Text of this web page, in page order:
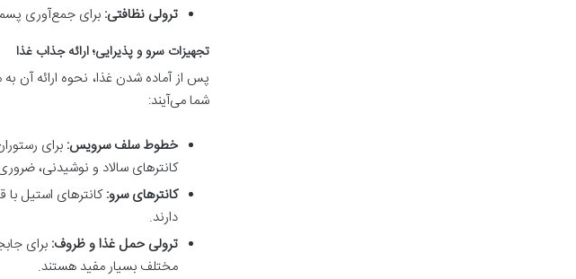
ترولی نظافتی: برای جمع‌آوری
تجهیزات سرو و پذیرایی؛ ارائه جذاب غذا
پس از آماده شدن غذا، نحوه ارائه آن
شما می‌آیند:
خطوط سلف سرویس: برای
کانترهای سالاد و نوشیدنی،
کانترهای سرو:کانترهای استیل با
دارند.
ترولی حمل غذا و ظروف: برای
مختلف بسیار مفید هستند.